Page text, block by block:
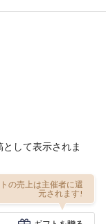
として表示されま
の売上は主催者に還
元されます!